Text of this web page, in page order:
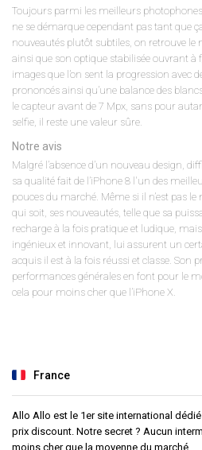
Toujours parmi les meilleurs
ne se démarque cependant pas tant que
nouveautés plutôt subtiles, on retrouve le
ainsi que son optique stabilisée ouvrant à
images que l’on sent la progression avec
prononcés ainsi qu’une balance des
le capteur avant de 7 Mpx, sans pour
selfie, il reste une valeur sûre.
Notre avis
Malgré l’absence d’un nouveau design,
sa qualité fait de l’iPhone 8 l'un des
pouces du marché. Même si il n’est pas
qui soit, ses nouveautés, telle que sa
recharge à la fois pratique et ludique,
ingénieux et innovant, lui assurent un
acquis il est à la fois réussi et classe. Son
performances générales en font pour le
cela pour moins cher que l’iPhone X.
France
Allo Allo est le 1er site international
prix discount. Notre secret ? Aucun
moins cher que la moyenne du marché.